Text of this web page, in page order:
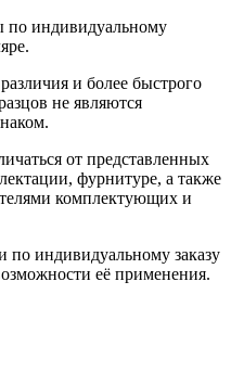
по индивидуальному
и более быстрого
не являются
от представленных
фурнитуре, а также
комплектующих и
индивидуальному заказу
её применения.